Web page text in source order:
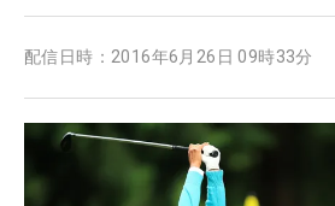
配信日時： 2016年6月26日 09時33分